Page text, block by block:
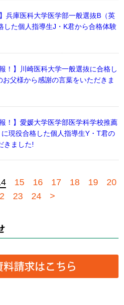
兵庫医科大学医学部一般選抜B（英
した個人指導生J・K君から合格体験
！】川崎医科大学一般選抜に合格し
父様から感謝の言葉をいただきま
！】愛媛大学医学部医学科学校推薦
現役合格した個人指導生Y・T君の
きました!
15 16 17 18 19
20
23 24 >